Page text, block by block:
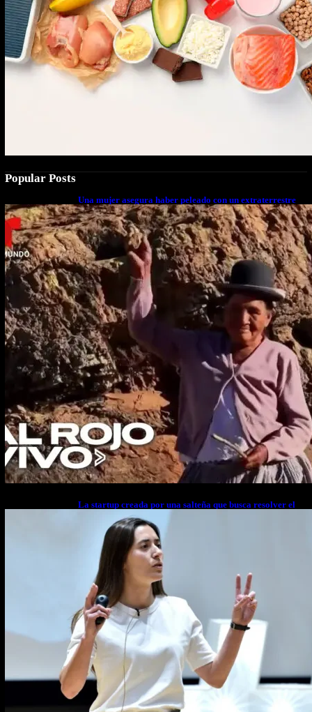
Popular Posts
Una mujer asegura haber peleado con un extraterrestre
cuerpo a cuerpo
La startup creada por una salteña que busca resolver el
estrés financiero en Latinoamérica